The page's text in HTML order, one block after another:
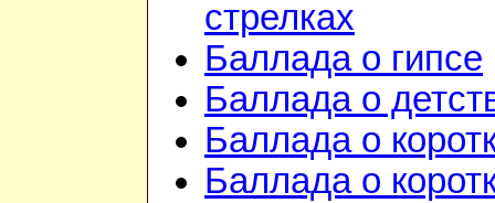
стрелках
Баллада о гипсе
Баллада о
Баллада о
Баллада о